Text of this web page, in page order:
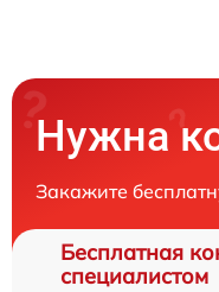
Нужна
Закажите
Бесплатная
специалистом